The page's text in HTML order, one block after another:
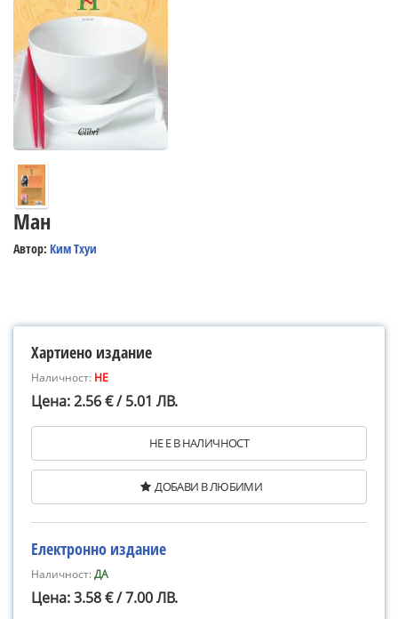
Ман
Автор: Ким Тхуи
Хартиено издание
Наличност: НЕ
Цена: 2.56 € / 5.01 ЛВ.
НЕ Е В НАЛИЧНОСТ
ДОБАВИ В ЛЮБИМИ
Електронно издание
Наличност:ДА
Цена: 3.58 € / 7.00 ЛВ.